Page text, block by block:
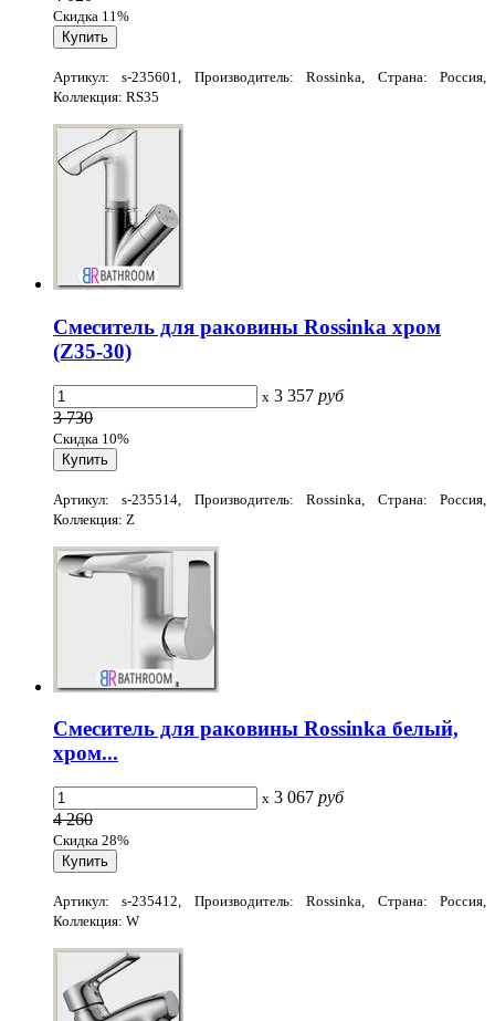
Скидка 11%
Артикул: s-235601, Производитель: Rossinka, Страна: Россия,
Коллекция: RS35
Смеситель для раковины Rossinka хром
(Z35-30)
x 3 357 руб
3 730
Скидка 10%
Артикул: s-235514, Производитель: Rossinka, Страна: Россия,
Коллекция: Z
Смеситель для раковины Rossinka белый,
хром...
x 3 067 руб
4 260
Скидка 28%
Артикул: s-235412, Производитель: Rossinka, Страна: Россия,
Коллекция: W